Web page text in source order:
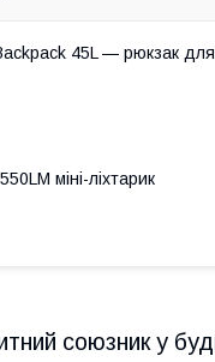
45L — рюкзак для
міні-ліхтарик
союзник у